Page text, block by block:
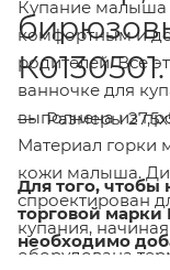
К0130501.
Купание малыша
комфортным и
родителей. Все
ванночке для
выполнена из
Материал горки
кожи малыша.
спроектирован
купания,
оборудована
Размеры
Для того, чтобы
торговой
необходимо